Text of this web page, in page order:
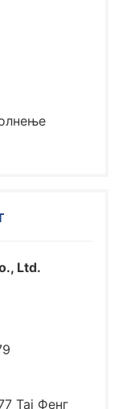
Ltd.
Тај Фенг